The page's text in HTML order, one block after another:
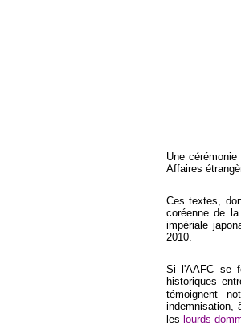
Une
Affaires
Ces textes,
coréenne de
impériale
2010.
Si l'AAFC se
historiques
témoignent
indemnisation,
les lourds